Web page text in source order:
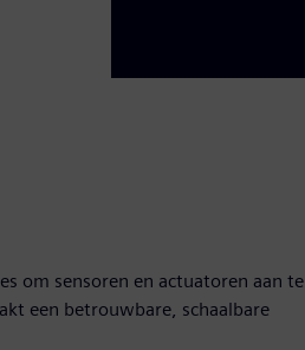
om sensoren en actuatoren aan te
een betrouwbare, schaalbare